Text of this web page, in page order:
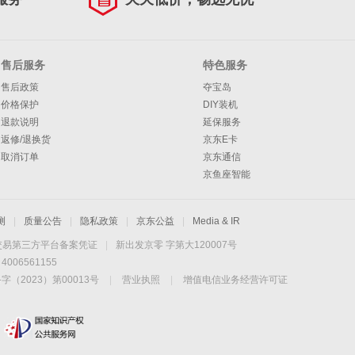
售后服务
售后政策
价格保护
退款说明
返修/退换货
取消订单
特色服务
夺宝岛
DIY装机
延保服务
京东E卡
京东通信
京鱼座智能
质量公告 隐私政策 京东公益 Media & IR
第三方平台备案凭证
新出发京零 字第大120007号
4006561155
（2023）第00013号 营业执照
增值电信业务经营许可证